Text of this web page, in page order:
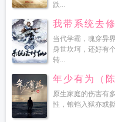
跌...
我带系统去
当代学霸，魂穿异
身世坎坷，还好有
转...
年少有为（
原生家庭的伤害有
性，锒铛入狱亦或